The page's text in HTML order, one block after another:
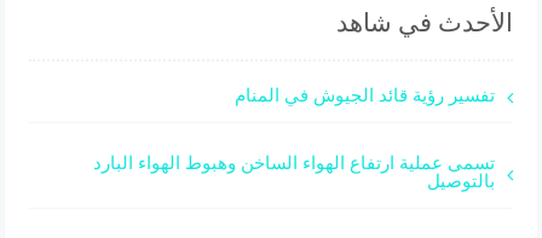
الأحدث في شاهد
تفسير رؤية قائد الجيوش في المنام
تسمى عملية ارتفاع الهواء الساخن وهبوط الهواء البارد
بالتوصيل